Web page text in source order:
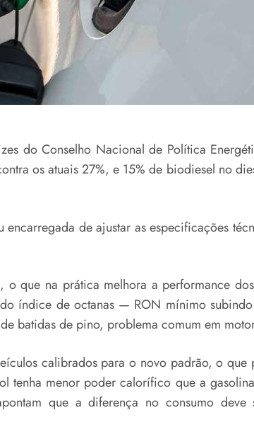
do Conselho Nacional de Política
os atuais 27%, e 15% de biodiesel no
de ajustar as especificações
que na prática melhora a performance
índice de octanas — RON mínimo
batidas de pino, problema comum em
calibrados para o novo padrão, o
tenha menor poder calorífico que a
que a diferença no consumo